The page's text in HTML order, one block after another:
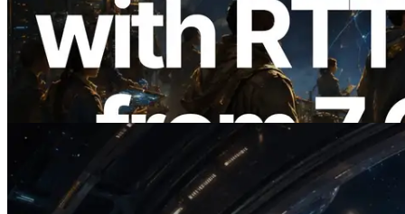
Solana con medición de ping desde 7
regiones globales — También se lanza la
Validators Information API
Leer este artículo